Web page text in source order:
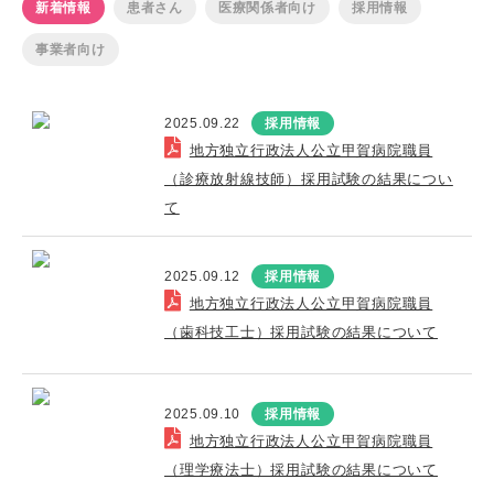
新着情報 患者さん 医療関係者向け 採用情報
事業者向け
2025.09.22 採用情報
地方独立行政法人公立甲賀病院職員
（診療放射線技師）採用試験の結果につい
て
2025.09.12 採用情報
地方独立行政法人公立甲賀病院職員
（歯科技工士）採用試験の結果について
2025.09.10 採用情報
地方独立行政法人公立甲賀病院職員
（理学療法士）採用試験の結果について